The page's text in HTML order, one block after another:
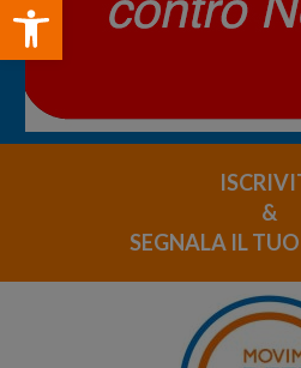
&
SEGNALA IL